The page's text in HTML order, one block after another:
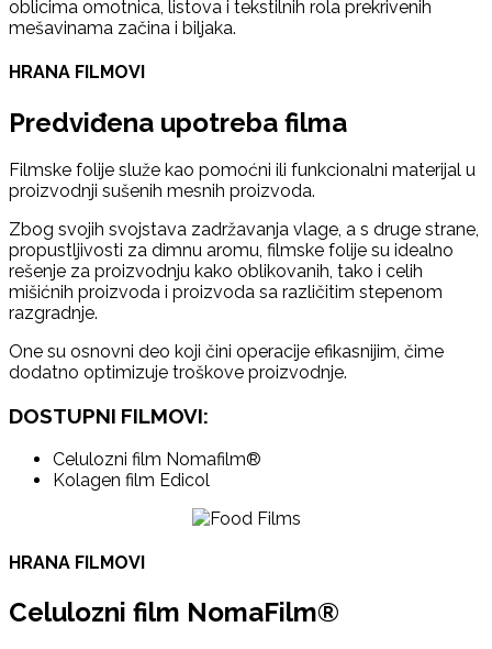
oblicima omotnica, listova i tekstilnih rola prekrivenih
mešavinama začina i biljaka.
HRANA FILMOVI
Predviđena upotreba filma
Filmske folije služe kao pomoćni ili funkcionalni materijal u
proizvodnji sušenih mesnih proizvoda.
Zbog svojih svojstava zadržavanja vlage, a s druge strane,
propustljivosti za dimnu aromu, filmske folije su idealno
rešenje za proizvodnju kako oblikovanih, tako i celih
mišićnih proizvoda i proizvoda sa različitim stepenom
razgradnje.
One su osnovni deo koji čini operacije efikasnijim, čime
dodatno optimizuje troškove proizvodnje.
DOSTUPNI FILMOVI:
Celulozni film Nomafilm®
Kolagen film Edicol
HRANA FILMOVI
Celulozni film NomaFilm®